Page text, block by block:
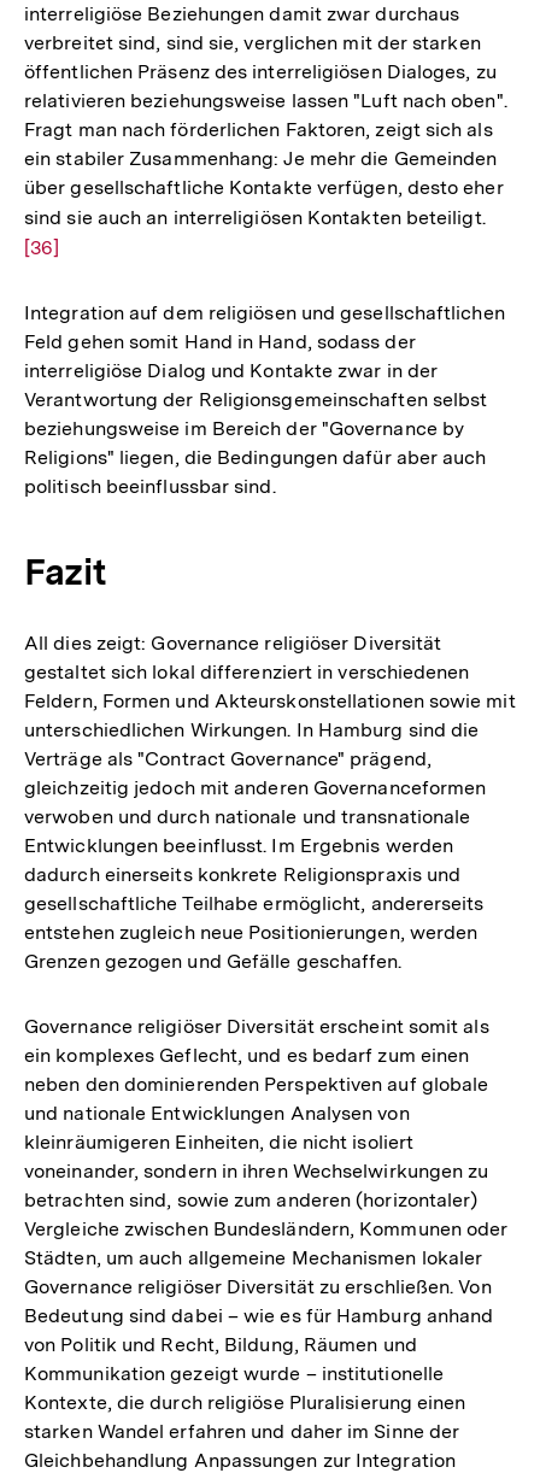
interreligiöse Beziehungen damit zwar durchaus
verbreitet sind, sind sie, verglichen mit der starken
öffentlichen Präsenz des interreligiösen Dialoges, zu
relativieren beziehungsweise lassen "Luft nach oben".
Fragt man nach förderlichen Faktoren, zeigt sich als
ein stabiler Zusammenhang: Je mehr die Gemeinden
über gesellschaftliche Kontakte verfügen, desto eher
sind sie auch an interreligiösen Kontakten beteiligt.
[36]
Integration auf dem religiösen und gesellschaftlichen
Feld gehen somit Hand in Hand, sodass der
interreligiöse Dialog und Kontakte zwar in der
Verantwortung der Religionsgemeinschaften selbst
beziehungsweise im Bereich der "Governance by
Religions" liegen, die Bedingungen dafür aber auch
politisch beeinflussbar sind.
Fazit
All dies zeigt: Governance religiöser Diversität
gestaltet sich lokal differenziert in verschiedenen
Feldern, Formen und Akteurskonstellationen sowie mit
unterschiedlichen Wirkungen. In Hamburg sind die
Verträge als "Contract Governance" prägend,
gleichzeitig jedoch mit anderen Governanceformen
verwoben und durch nationale und transnationale
Entwicklungen beeinflusst. Im Ergebnis werden
dadurch einerseits konkrete Religionspraxis und
gesellschaftliche Teilhabe ermöglicht, andererseits
entstehen zugleich neue Positionierungen, werden
Grenzen gezogen und Gefälle geschaffen.
Governance religiöser Diversität erscheint somit als
ein komplexes Geflecht, und es bedarf zum einen
neben den dominierenden Perspektiven auf globale
und nationale Entwicklungen Analysen von
kleinräumigeren Einheiten, die nicht isoliert
voneinander, sondern in ihren Wechselwirkungen zu
betrachten sind, sowie zum anderen (horizontaler)
Vergleiche zwischen Bundesländern, Kommunen oder
Städten, um auch allgemeine Mechanismen lokaler
Governance religiöser Diversität zu erschließen. Von
Bedeutung sind dabei – wie es für Hamburg anhand
von Politik und Recht, Bildung, Räumen und
Kommunikation gezeigt wurde – institutionelle
Kontexte, die durch religiöse Pluralisierung einen
starken Wandel erfahren und daher im Sinne der
Gleichbehandlung Anpassungen zur Integration